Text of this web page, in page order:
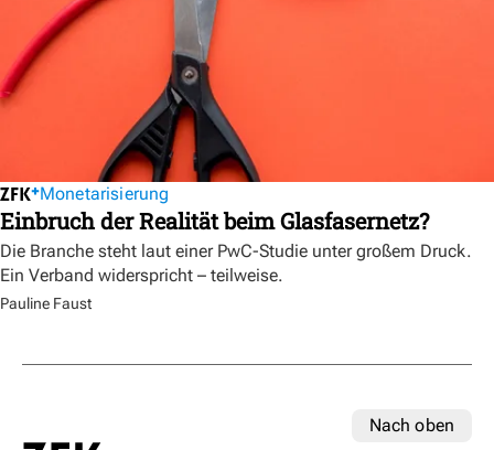
Monetarisierung
Einbruch der Realität beim Glasfasernetz?
Die Branche steht laut einer PwC-Studie unter großem Druck.
Ein Verband widerspricht – teilweise.
Pauline Faust
Nach oben